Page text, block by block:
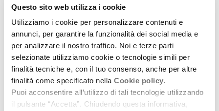
Questo sito web utilizza i cookie
Utilizziamo i cookie per personalizzare contenuti e
annunci, per garantire la funzionalità dei social media e
per analizzare il nostro traffico. Noi e terze parti
selezionate utilizziamo cookie o tecnologie simili per
finalità tecniche e, con il tuo consenso, anche per altre
finalità come specificato nella Cookie policy.
Puoi acconsentire all’utilizzo di tali tecnologie utilizzando
il pulsante “Accetta”. Chiudendo questa informativa,